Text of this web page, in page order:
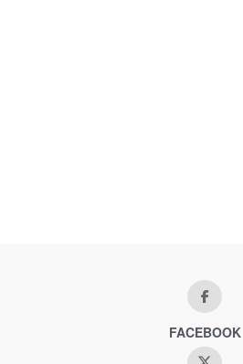
FACEBOOK